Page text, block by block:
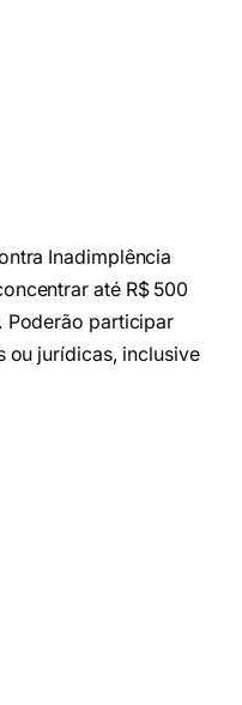
Inadimplência
até R$ 500
Poderão participar
ou jurídicas, inclusive